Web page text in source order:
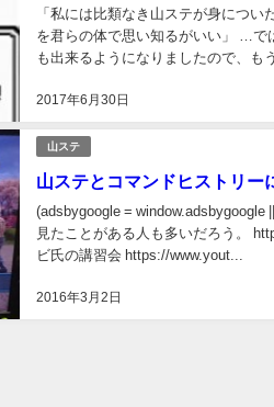
2017年6月30日
「私には比類なき山ステが身につ
を君らの体で思い知るがいい」 …で
も出来るようになりましたので、も
山ステ
山ステとコマンドヒストリー
2016年3月2日
(adsbygoogle =
見たことがある人も多いだろう。
ビ氏の講習会 https://www.yout...